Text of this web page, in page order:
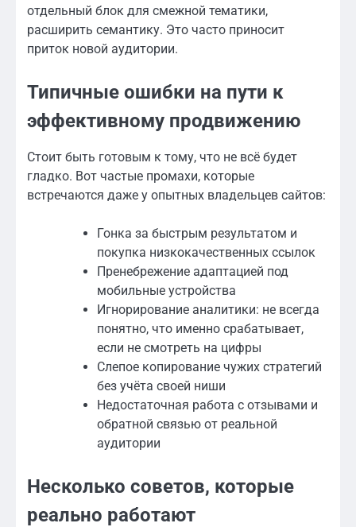
отдельный блок для смежной тематики,
расширить семантику. Это часто приносит
приток новой аудитории.
Типичные ошибки на пути к
эффективному продвижению
Стоит быть готовым к тому, что не всё будет
гладко. Вот частые промахи, которые
встречаются даже у опытных владельцев сайтов:
Гонка за быстрым результатом и
покупка низкокачественных ссылок
Пренебрежение адаптацией под
мобильные устройства
Игнорирование аналитики: не всегда
понятно, что именно срабатывает,
если не смотреть на цифры
Слепое копирование чужих стратегий
без учёта своей ниши
Недостаточная работа с отзывами и
обратной связью от реальной
аудитории
Несколько советов, которые
реально работают